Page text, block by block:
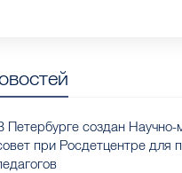
Петербурге создан Научно-
при Росдетцентре для